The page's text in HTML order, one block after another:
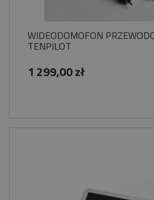
WIDEODOMOFON
TENPILOT
1 299,00 zł